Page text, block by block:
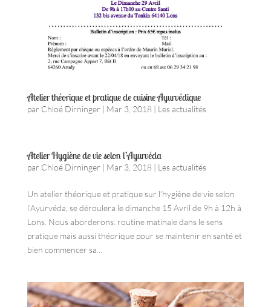
Atelier théorique et pratique de cuisine Ayurvédique
par Chloé Dirninger | Mar 3, 2018| Les actualités
Atelier Hygiène de vie selon l’Ayurvéda
par Chloé Dirninger | Mar 3, 2018| Les actualités
Un atelier théorique et pratique sur l’hygiène de vie selon
l’Ayurvéda, se déroulera le dimanche 15 Avril de 9h à 12h à
Lons. Nous aborderons: routine matinale dans le sens
pratique mais aussi théorique pour se maintenir en santé et
bien commencer sa...